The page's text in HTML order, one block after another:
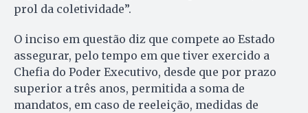
prol da coletividade”.
O inciso em questão diz que compete ao Estado
assegurar, pelo tempo em que tiver exercido a
Chefia do Poder Executivo, desde que por prazo
superior a três anos, permitida a soma de
mandatos, em caso de reeleição, medidas de